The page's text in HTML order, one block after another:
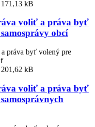
kB
voliť a práva byť
obcí
práva byť volený pre
kB
voliť a práva byť